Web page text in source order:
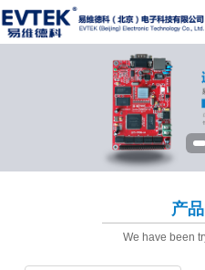
产
We have been